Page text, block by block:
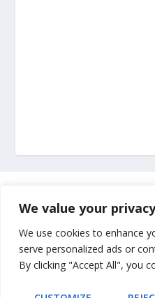
We value your privacy
We use cookies to enhance
serve personalized ads or
By clicking "Accept All", you
Impressum
Uvjeti korištenja